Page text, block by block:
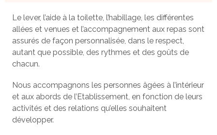
Le lever, l’aide à la toilette, l’habillage, les différentes
allées et venues et l’accompagnement aux repas sont
assurés de façon personnalisée, dans le respect,
autant que possible, des rythmes et des goûts de
chacun.
Nous accompagnons les personnes âgées à l’intérieur
et aux abords de l’Etablissement, en fonction de leurs
activités et des relations qu’elles souhaitent
développer.